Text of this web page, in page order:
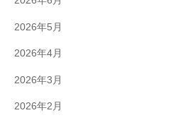
2026年5月
2026年4月
2026年3月
2026年2月